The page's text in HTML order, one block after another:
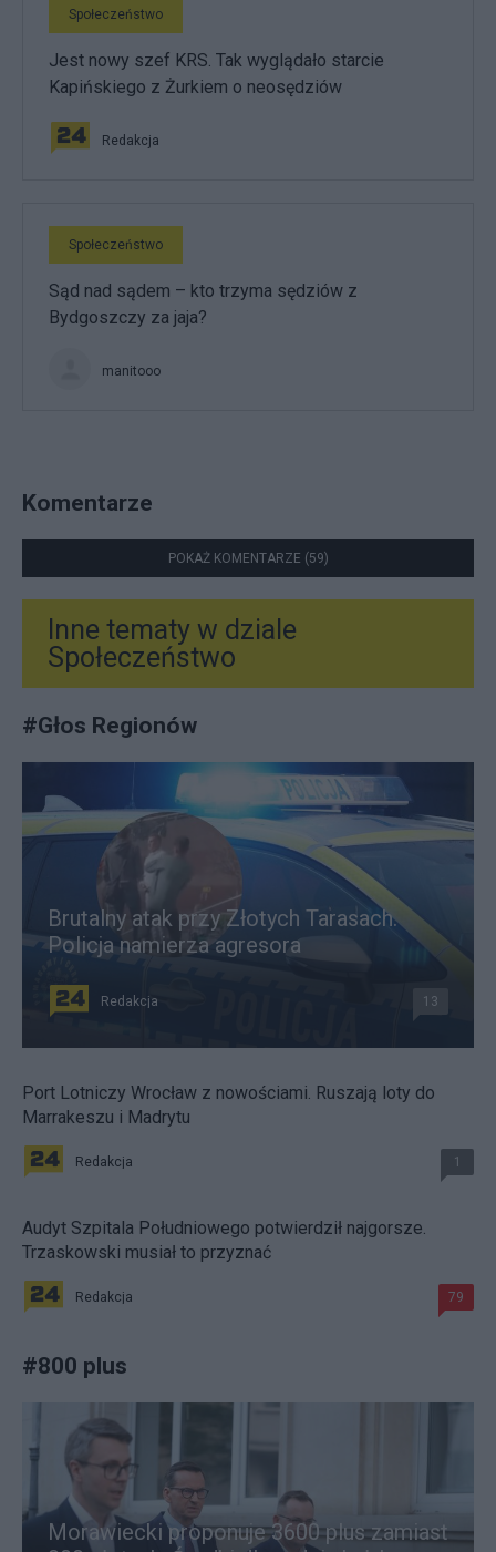
Społeczeństwo
Jest nowy szef KRS. Tak wyglądało starcie
Kapińskiego z Żurkiem o neosędziów
Redakcja
Społeczeństwo
Sąd nad sądem – kto trzyma sędziów z
Bydgoszczy za jaja?
manitooo
Komentarze
POKAŻ KOMENTARZE (59)
Inne tematy w dziale
Społeczeństwo
#Głos Regionów
Brutalny atak przy Złotych Tarasach.
Policja namierza agresora
Redakcja 13
Port Lotniczy Wrocław z nowościami. Ruszają loty do
Marrakeszu i Madrytu
Redakcja 1
Audyt Szpitala Południowego potwierdził najgorsze.
Trzaskowski musiał to przyznać
Redakcja 79
#800 plus
Morawiecki proponuje 3600 plus zamiast